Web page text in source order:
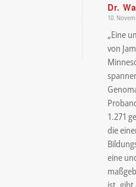
Dr.
sagte:
10.
„Eine
von
1.271
die
eine